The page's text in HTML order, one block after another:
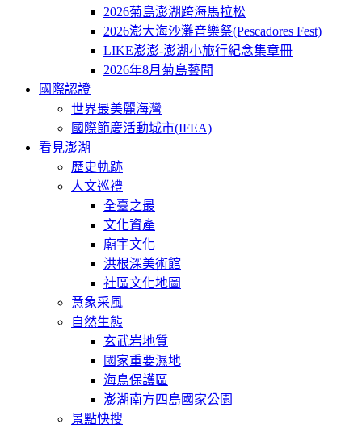
2026菊島澎湖跨海馬拉松
2026澎大海沙灘音樂祭(Pescadores Fest)
LIKE澎澎-澎湖小旅行紀念集章冊
2026年8月菊島藝聞
國際認證
世界最美麗海灣
國際節慶活動城市(IFEA)
看見澎湖
歷史軌跡
人文巡禮
全臺之最
文化資產
廟宇文化
洪根深美術館
社區文化地圖
意象采風
自然生態
玄武岩地質
國家重要濕地
海鳥保護區
澎湖南方四島國家公園
景點快搜